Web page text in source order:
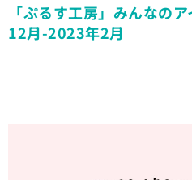
「ぷるす工房」みんなの
12月-2023年2月